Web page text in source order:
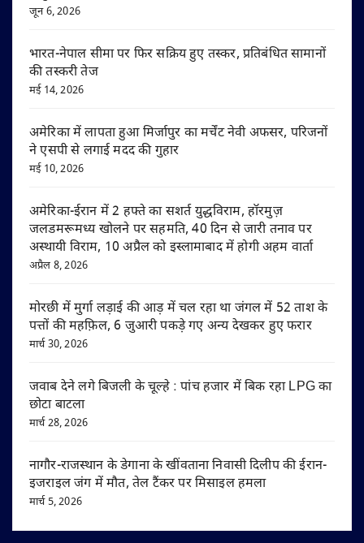
जून 6, 2026
भारत-नेपाल सीमा पर फिर सक्रिय हुए तस्कर, प्रतिबंधित सामानों
की तस्करी तेज
मई 14, 2026
अमेरिका में लापता हुआ मिर्जापुर का मर्चेंट नेवी अफसर, परिजनों
ने एसपी से लगाई मदद की गुहार
मई 10, 2026
अमेरिका-ईरान में 2 हफ्ते का सशर्त युद्धविराम, हॉरमुज़
जलडमरूमध्य खोलने पर सहमति, 40 दिन से जारी तनाव पर
अस्थायी विराम, 10 अप्रैल को इस्लामाबाद में होगी अहम वार्ता
अप्रैल 8, 2026
मोरछी में मुर्गा लड़ाई की आड़ में चल रहा था जंगल में 52 ताश के
पत्तों की महफ़िल, 6 जुआरी पकड़े गए अन्य देखकर हुए फरार
मार्च 30, 2026
जवाब देने लगे बिजली के चूल्हे : पांच हजार में बिक रहा LPG का
छोटा बाटला
मार्च 28, 2026
नागौर-राजस्थान के डेगाना के खींवताना निवासी दिलीप की ईरान-
इजराइल जंग में मौत, तेल टैंकर पर मिसाइल हमला
मार्च 5, 2026